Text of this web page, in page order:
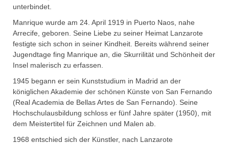
unterbindet.
Manrique wurde am 24. April 1919 in Puerto Naos, nahe
Arrecife, geboren. Seine Liebe zu seiner Heimat Lanzarote
festigte sich schon in seiner Kindheit. Bereits während seiner
Jugendtage fing Manrique an, die Skurrilität und Schönheit der
Insel malerisch zu erfassen.
1945 begann er sein Kunststudium in Madrid an der
königlichen Akademie der schönen Künste von San Fernando
(Real Academia de Bellas Artes de San Fernando). Seine
Hochschulausbildung schloss er fünf Jahre später (1950), mit
dem Meistertitel für Zeichnen und Malen ab.
1968 entschied sich der Künstler, nach Lanzarote